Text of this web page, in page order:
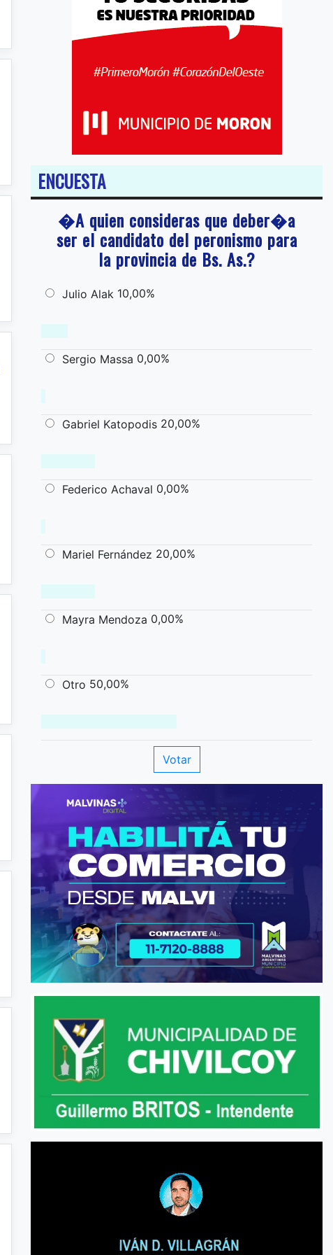
ENCUESTA
�A quien consideras que deber�a
ser el candidato del peronismo para
la provincia de Bs. As.?
Julio Alak 10,00%
Sergio Massa 0,00%
Gabriel Katopodis 20,00%
Federico Achaval 0,00%
Mariel Fernández 20,00%
Mayra Mendoza 0,00%
Otro 50,00%